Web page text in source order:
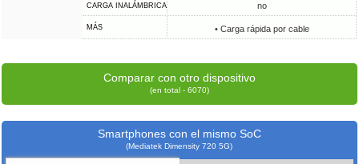
CARGA INALÁMBRICA no
MÁS • Carga rápida por cable
Comparar con otro dispositivo
(en total - 6070)
Smartphones con el mismo SoC
(Mediatek Dimensity 720 5G)